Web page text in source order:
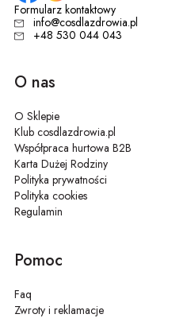
Formularz kontaktowy
info@cosdlazdrowia.pl
+48 530 044 043
O nas
O Sklepie
Klub cosdlazdrowia.pl
Współpraca hurtowa B2B
Karta Dużej Rodziny
Polityka prywatności
Polityka cookies
Regulamin
Pomoc
Faq
Zwroty i reklamacje